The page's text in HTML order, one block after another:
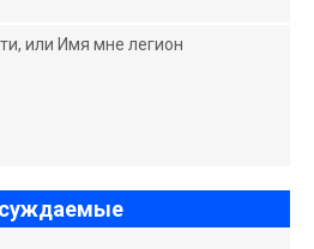
или Имя мне легион